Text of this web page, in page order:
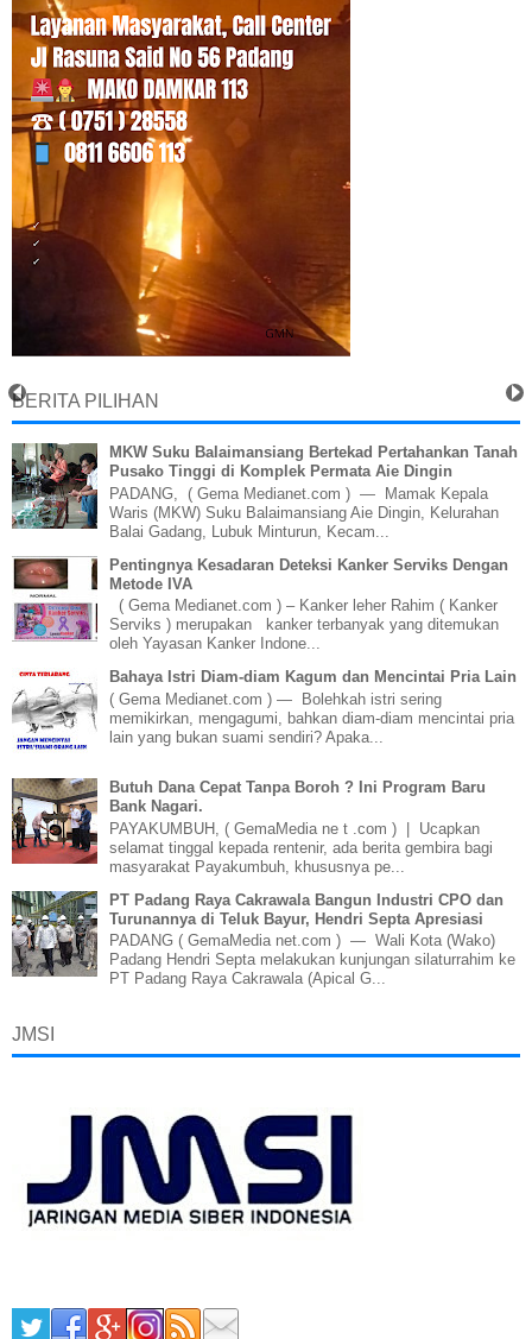
BERITA PILIHAN
MKW Suku Balaimansiang Bertekad Pertahankan Tanah
Pusako Tinggi di Komplek Permata Aie Dingin
PADANG, ( Gema Medianet.com ) — Mamak Kepala
Waris (MKW) Suku Balaimansiang Aie Dingin, Kelurahan
Balai Gadang, Lubuk Minturun, Kecam...
Pentingnya Kesadaran Deteksi Kanker Serviks Dengan
Metode IVA
( Gema Medianet.com ) – Kanker leher Rahim ( Kanker
Serviks ) merupakan kanker terbanyak yang ditemukan
oleh Yayasan Kanker Indone...
Bahaya Istri Diam-diam Kagum dan Mencintai Pria Lain
( Gema Medianet.com ) — Bolehkah istri sering
memikirkan, mengagumi, bahkan diam-diam mencintai pria
lain yang bukan suami sendiri? Apaka...
Butuh Dana Cepat Tanpa Boroh ? Ini Program Baru
Bank Nagari.
PAYAKUMBUH, ( GemaMedia ne t .com ) | Ucapkan
selamat tinggal kepada rentenir, ada berita gembira bagi
masyarakat Payakumbuh, khususnya pe...
PT Padang Raya Cakrawala Bangun Industri CPO dan
Turunannya di Teluk Bayur, Hendri Septa Apresiasi
PADANG ( GemaMedia net.com ) — Wali Kota (Wako)
Padang Hendri Septa melakukan kunjungan silaturrahim ke
PT Padang Raya Cakrawala (Apical G...
JMSI